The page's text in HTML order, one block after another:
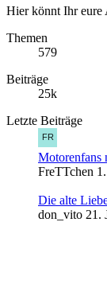
Hier könnt Ihr eure
Themen
579
Beiträge
25k
Letzte Beiträge
Motorenfans
FreTTchen
Die alte
don_vito 21.